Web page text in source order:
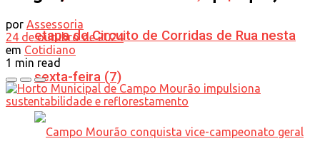
etapa do Circuito de Corridas de Rua nesta
sexta-feira (7)
por Assessoria
24 de outubro de 2024
em Cotidiano
1 min read